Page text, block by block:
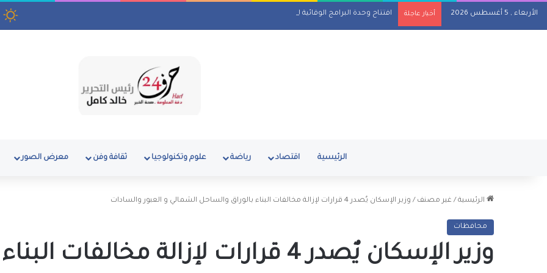
الأربعاء , 5 أغسطس 2026 أخبار عاجلة افتتاح وحدة البرامج الوقائية للصندوق بمنطقة رأس البر
الرئيسية اقتصاد رياضة علوم وتكنولوجيا ثقافة وفن معرض الصور
الرئيسية / غير مصنف / وزير الإسكان يٌصدر 4 قرارات لإزالة مخالفات البناء بالوراق والساحل الشمالي و العبور والسادات
محافظات
وزير الإسكان يٌصدر 4 قرارات لإزالة مخالفات البناء